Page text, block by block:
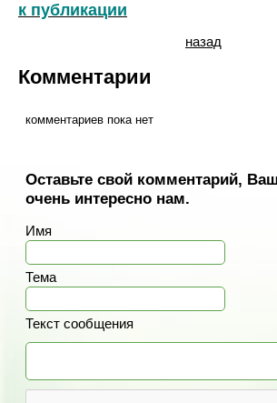
к публикации
назад
Комментарии
комментариев пока нет
Оставьте свой комментарий,
очень интересно нам.
Имя
Тема
Текст сообщения